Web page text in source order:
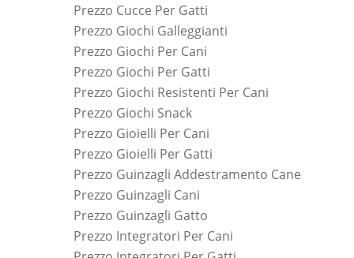
Prezzo Cucce Per Gatti
Prezzo Giochi Galleggianti
Prezzo Giochi Per Cani
Prezzo Giochi Per Gatti
Prezzo Giochi Resistenti Per Cani
Prezzo Giochi Snack
Prezzo Gioielli Per Cani
Prezzo Gioielli Per Gatti
Prezzo Guinzagli Addestramento Cane
Prezzo Guinzagli Cani
Prezzo Guinzagli Gatto
Prezzo Integratori Per Cani